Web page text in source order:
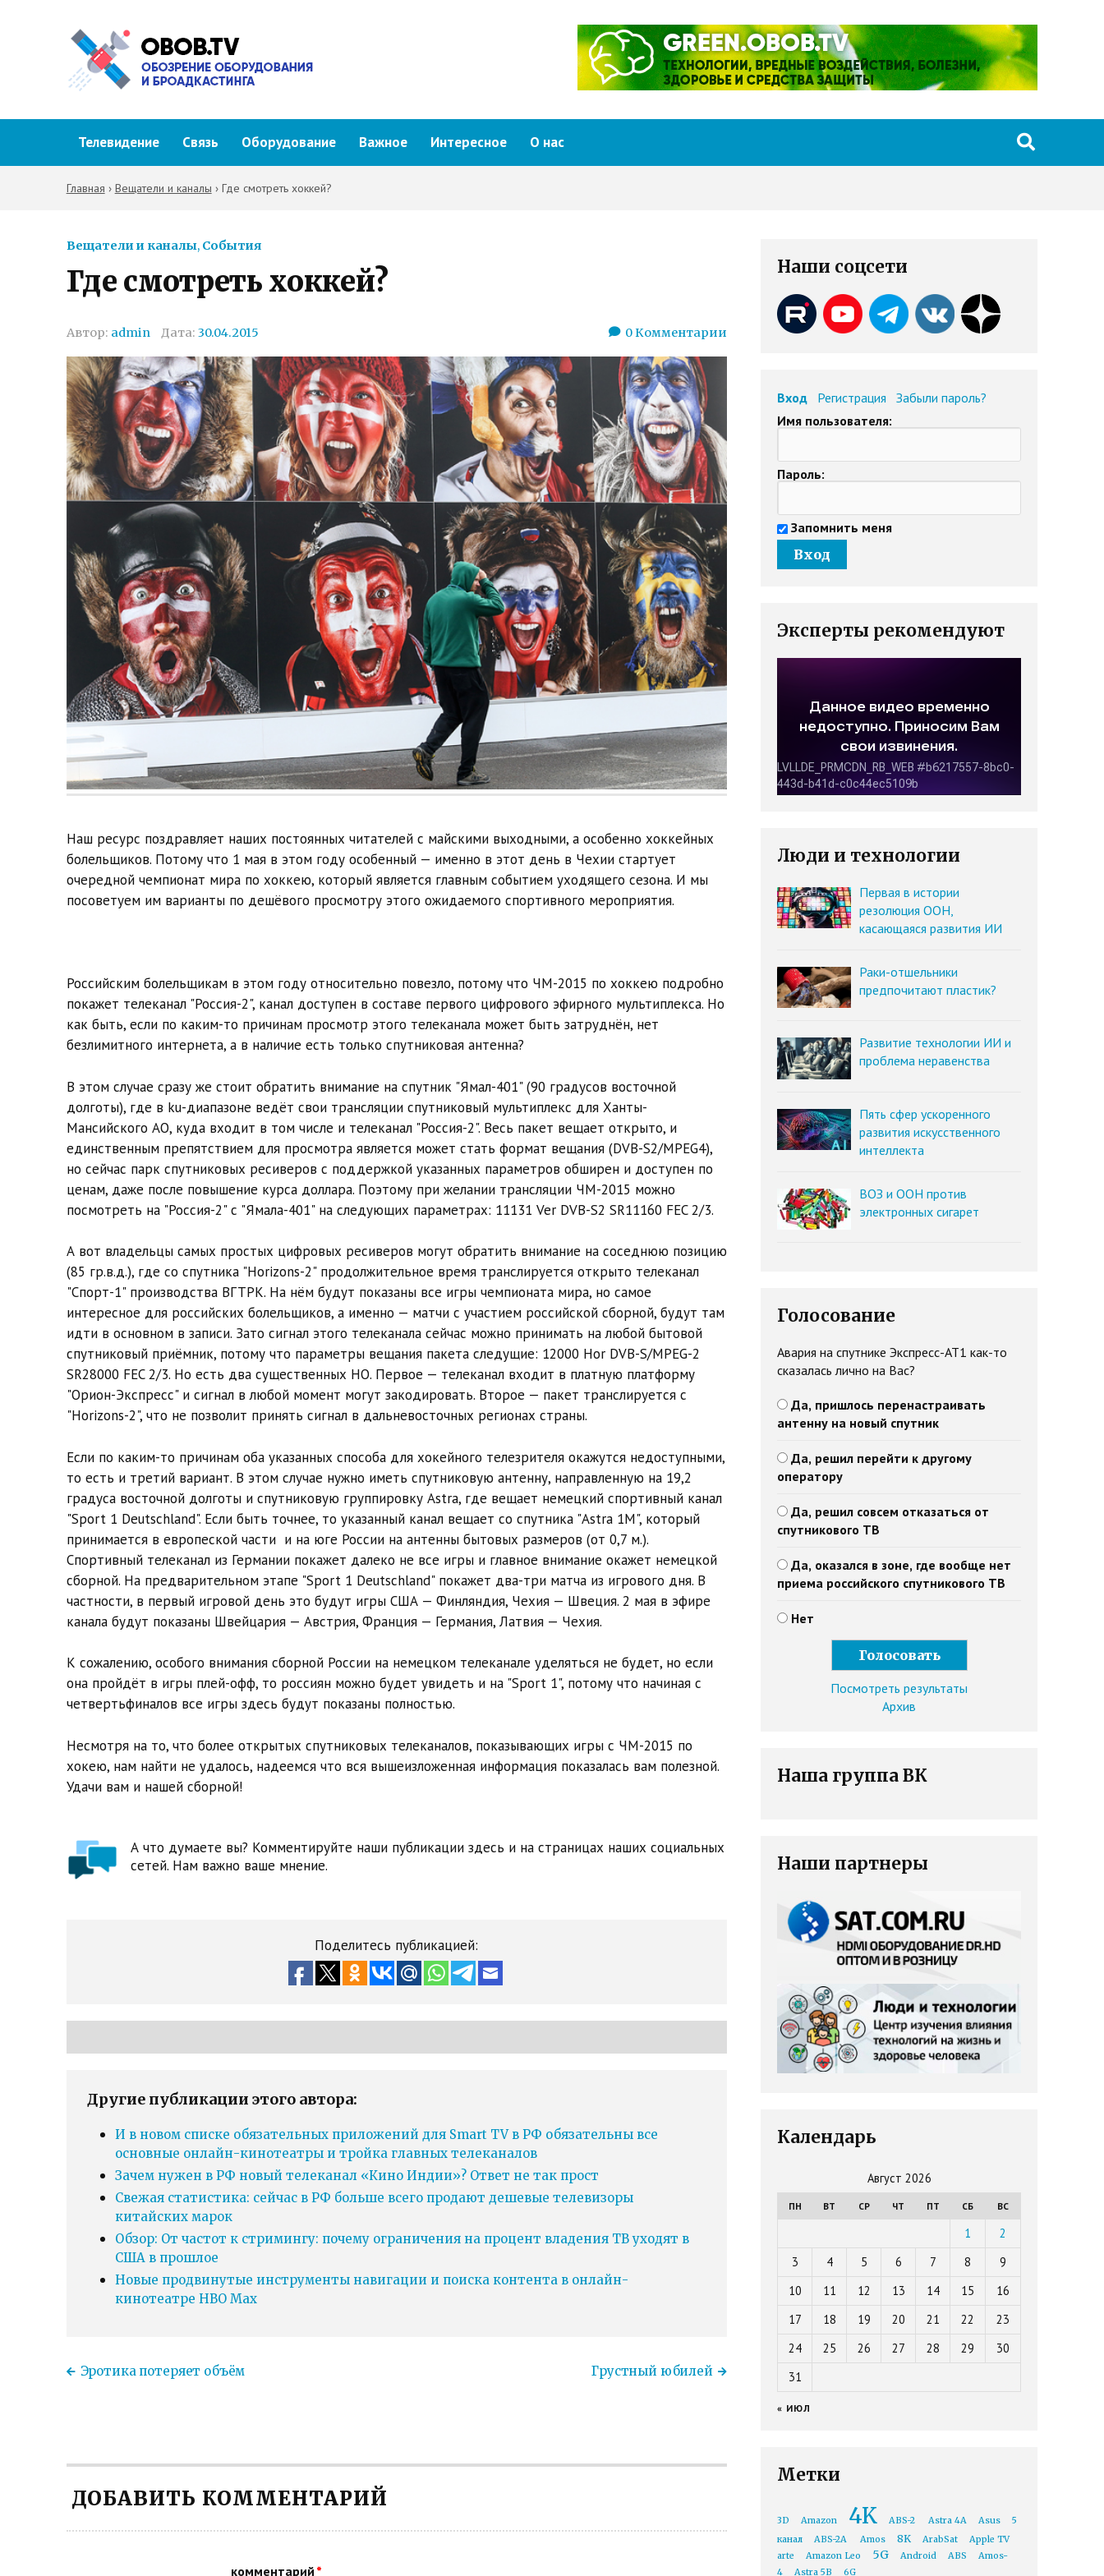
Телевидение Связь Оборудование Важное Интересное О нас
Главная › Вещатели и каналы › Где смотреть хоккей?
Вещатели и каналы, События
Где смотреть хоккей?
Автор: admin Дата: 30.04.2015 0Комментарии
Наш ресурс поздравляет наших постоянных читателей с майскими выходными, а особенно хоккейных
болельщиков. Потому что 1 мая в этом году особенный — именно в этот день в Чехии стартует
очередной чемпионат мира по хоккею, который является главным событием уходящего сезона. И мы
посоветуем им варианты по дешёвого просмотру этого ожидаемого спортивного мероприятия.
Российским болельщикам в этом году относительно повезло, потому что ЧМ-2015 по хоккею подробно
покажет телеканал "Россия-2", канал доступен в составе первого цифрового эфирного мультиплекса. Но
как быть, если по каким-то причинам просмотр этого телеканала может быть затруднён, нет
безлимитного интернета, а в наличие есть только спутниковая антенна?
В этом случае сразу же стоит обратить внимание на спутник "Ямал-401" (90 градусов восточной
долготы), где в ku-диапазоне ведёт свои трансляции спутниковый мультиплекс для Ханты-
Мансийского АО, куда входит в том числе и телеканал "Россия-2". Весь пакет вещает открыто, и
единственным препятствием для просмотра является может стать формат вещания (DVB-S2/MPEG4),
но сейчас парк спутниковых ресиверов с поддержкой указанных параметров обширен и доступен по
ценам, даже после повышение курса доллара. Поэтому при желании трансляции ЧМ-2015 можно
посмотреть на "Россия-2" с "Ямала-401" на следующих параметрах: 11131 Ver DVB-S2 SR11160 FEC 2/3.
А вот владельцы самых простых цифровых ресиверов могут обратить внимание на соседнюю позицию
(85 гр.в.д.), где со спутника "Horizons-2" продолжительное время транслируется открыто телеканал
"Спорт-1" производства ВГТРК. На нём будут показаны все игры чемпионата мира, но самое
интересное для российских болельщиков, а именно — матчи с участием российской сборной, будут там
идти в основном в записи. Зато сигнал этого телеканала сейчас можно принимать на любой бытовой
спутниковый приёмник, потому что параметры вещания пакета следущие: 12000 Hor DVB-S/MPEG-2
SR28000 FEC 2/3. Но есть два существенных НО. Первое — телеканал входит в платную платформу
"Орион-Экспресс" и сигнал в любой момент могут закодировать. Второе — пакет транслируется с
"Horizons-2", что не позволит принять сигнал в дальневосточных регионах страны.
Если по каким-то причинам оба указанных способа для хокейного телезрителя окажутся недоступными,
то есть и третий вариант. В этом случае нужно иметь спутниковую антенну, направленную на 19,2
градуса восточной долготы и спутниковую группировку Astra, где вещает немецкий спортивный канал
"Sport 1 Deutschland". Если быть точнее, то указанный канал вещает со спутника "Astra 1M", который
принимается в европеской части и на юге России на антенны бытовых размеров (от 0,7 м.).
Спортивный телеканал из Германии покажет далеко не все игры и главное внимание окажет немецкой
сборной. На предварительном этапе "Sport 1 Deutschland" покажет два-три матча из игрового дня. В
частности, в первый игровой день это будут игры США — Финляндия, Чехия — Швеция. 2 мая в эфире
канала будут показаны Швейцария — Австрия, Франция — Германия, Латвия — Чехия.
К сожалению, особого внимания сборной России на немецком телеканале уделяться не будет, но если
она пройдёт в игры плей-офф, то россиян можно будет увидеть и на "Sport 1", потому что начиная с
четвертьфиналов все игры здесь будут показаны полностью.
Несмотря на то, что более открытых спутниковых телеканалов, показывающих игры с ЧМ-2015 по
хокею, нам найти не удалось, надеемся что вся вышеизложенная информация показалась вам полезной.
Удачи вам и нашей сборной!
А что думаете вы? Комментируйте наши публикации здесь и на страницах наших социальных
сетей. Нам важно ваше мнение.
Поделитесь публикацией:
Другие публикации этого автора:
И в новом списке обязательных приложений для Smart TV в РФ обязательны все
основные онлайн-кинотеатры и тройка главных телеканалов
Зачем нужен в РФ новый телеканал «Кино Индии»? Ответ не так прост
Свежая статистика: сейчас в РФ больше всего продают дешевые телевизоры
китайских марок
Обзор: От частот к стримингу: почему ограничения на процент владения ТВ уходят в
США в прошлое
Новые продвинутые инструменты навигации и поиска контента в онлайн-
кинотеатре HBO Max
Эротика потеряет объём Грустный юбилей
ДОБАВИТЬ КОММЕНТАРИЙ
комментарий *
Наши соцсети
Вход Регистрация
Забыли пароль?
Имя пользователя:
Пароль:
Запомнить меня
Эксперты рекомендуют
Люди и технологии
Первая в истории
резолюция ООН,
касающаяся развития ИИ
Раки-отшельники
предпочитают пластик?
Развитие технологии ИИ и
проблема неравенства
Пять сфер ускоренного
развития искусственного
интеллекта
ВОЗ и ООН против
электронных сигарет
Голосование
Авария на спутнике Экспресс-АТ1 как-то
сказалась лично на Вас?
Да, пришлось перенастраивать
антенну на новый спутник
Да, решил перейти к другому
оператору
Да, решил совсем отказаться от
спутникового ТВ
Да, оказался в зоне, где вообще нет
приема российского спутникового ТВ
Нет
Посмотреть результаты
Архив
Наша группа ВК
Наши партнеры
Календарь
Август 2026
ПН ВТ СР ЧТ ПТ СБ ВС
1
2
3
4 5 6 7 8
9
10
11 12 13 14 15
16
17
18 19 20 21 22
23
24
25 26 27 28 29
30
31
« ИЮЛ
Метки
3D Amazon 4K ABS-2 Astra 4A Asus
5
канал
ABS-2A Amos 8K ArabSat
Apple TV
arte
Amazon Leo 5G Android ABS
Amos-
4
Astra 5B 6G